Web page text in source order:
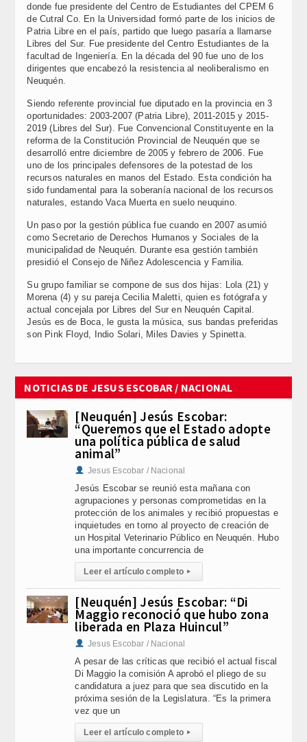
donde fue presidente del Centro de Estudiantes del CPEM 6
de Cutral Co. En la Universidad formó parte de los inicios de
Patria Libre en el país, partido que luego pasaría a llamarse
Libres del Sur. Fue presidente del Centro Estudiantes de la
facultad de Ingeniería. En la década del 90 fue uno de los
dirigentes que encabezó la resistencia al neoliberalismo en
Neuquén.
Siendo referente provincial fue diputado en la provincia en 3
oportunidades: 2003-2007 (Patria Libre), 2011-2015 y 2015-
2019 (Libres del Sur). Fue Convencional Constituyente en la
reforma de la Constitución Provincial de Neuquén que se
desarrolló entre diciembre de 2005 y febrero de 2006. Fue
uno de los principales defensores de la potestad de los
recursos naturales en manos del Estado. Esta condición ha
sido fundamental para la soberanía nacional de los recursos
naturales, estando Vaca Muerta en suelo neuquino.
Un paso por la gestión pública fue cuando en 2007 asumió
como Secretario de Derechos Humanos y Sociales de la
municipalidad de Neuquén. Durante esa gestión también
presidió el Consejo de Niñez Adolescencia y Familia.
Su grupo familiar se compone de sus dos hijas: Lola (21) y
Morena (4) y su pareja Cecilia Maletti, quien es fotógrafa y
actual concejala por Libres del Sur en Neuquén Capital.
Jesús es de Boca, le gusta la música, sus bandas preferidas
son Pink Floyd, Indio Solari, Miles Davies y Spinetta.
NOTICIAS DE JESUS ESCOBAR / NACIONAL
[Neuquén] Jesús Escobar:
“Queremos que el Estado adopte
una política pública de salud
animal”
Jesus Escobar / Nacional
Jesús Escobar se reunió esta mañana con
agrupaciones y personas comprometidas en la
protección de los animales y recibió propuestas e
inquietudes en torno al proyecto de creación de
un Hospital Veterinario Público en Neuquén. Hubo
una importante concurrencia de
Leer el artículo completo ▸
[Neuquén] Jesús Escobar: “Di
Maggio reconoció que hubo zona
liberada en Plaza Huincul”
Jesus Escobar / Nacional
A pesar de las críticas que recibió el actual fiscal
Di Maggio la comisión A aprobó el pliego de su
candidatura a juez para que sea discutido en la
próxima sesión de la Legislatura. “Es la primera
vez que un
Leer el artículo completo ▸